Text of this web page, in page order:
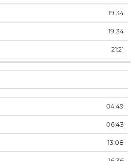
19:34
19:34
21:21
04:49
06:43
13:08